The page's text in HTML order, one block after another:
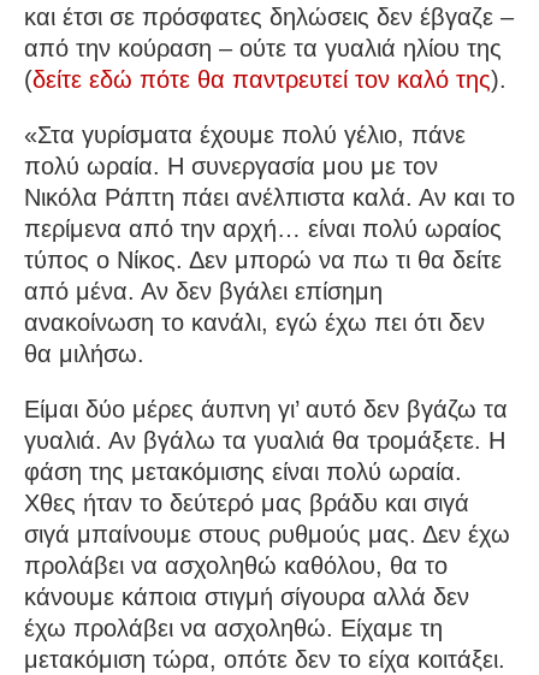
και έτσι σε πρόσφατες δηλώσεις δεν έβγαζε –
από την κούραση – ούτε τα γυαλιά ηλίου της
(δείτε εδώ πότε θα παντρευτεί τον καλό της).
«Στα γυρίσματα έχουμε πολύ γέλιο, πάνε
πολύ ωραία. Η συνεργασία μου με τον
Νικόλα Ράπτη πάει ανέλπιστα καλά. Αν και το
περίμενα από την αρχή… είναι πολύ ωραίος
τύπος ο Νίκος. Δεν μπορώ να πω τι θα δείτε
από μένα. Αν δεν βγάλει επίσημη
ανακοίνωση το κανάλι, εγώ έχω πει ότι δεν
θα μιλήσω.
Είμαι δύο μέρες άυπνη γι’ αυτό δεν βγάζω τα
γυαλιά. Αν βγάλω τα γυαλιά θα τρομάξετε. Η
φάση της μετακόμισης είναι πολύ ωραία.
Χθες ήταν το δεύτερό μας βράδυ και σιγά
σιγά μπαίνουμε στους ρυθμούς μας. Δεν έχω
προλάβει να ασχοληθώ καθόλου, θα το
κάνουμε κάποια στιγμή σίγουρα αλλά δεν
έχω προλάβει να ασχοληθώ. Είχαμε τη
μετακόμιση τώρα, οπότε δεν το είχα κοιτάξει.